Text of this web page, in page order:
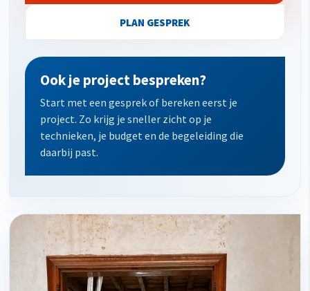
PLAN GESPREK
Ook je project bespreken?
Start met een gesprek of bereken eerst je
project. Zo krijg je sneller zicht op je
technieken, je budget en de begeleiding die
daarbij past.